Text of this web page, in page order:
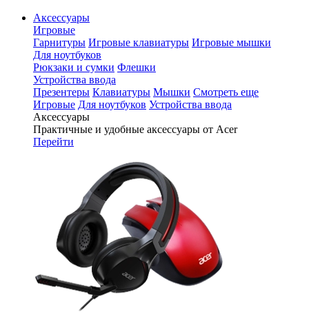
Аксессуары
Игровые
Гарнитуры Игровые клавиатуры Игровые мышки
Для ноутбуков
Рюкзаки и сумки Флешки
Устройства ввода
Презентеры Клавиатуры Мышки Смотреть еще
Игровые Для ноутбуков Устройства ввода
Аксессуары
Практичные и удобные аксессуары от Acer
Перейти